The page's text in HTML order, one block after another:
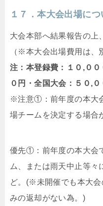
１７．本大会出場につ
大会本部へ結果報告の上
（※本大会出場費用は、
注：本登録費：１０,０
０円・全国大会：５０,０
※注意①：前年度の本大
場チームを決定する場合
優先①：前年度の本大会
ム、または雨天中止等々
ど。(※未開催でも本大
みの返却がない為。)